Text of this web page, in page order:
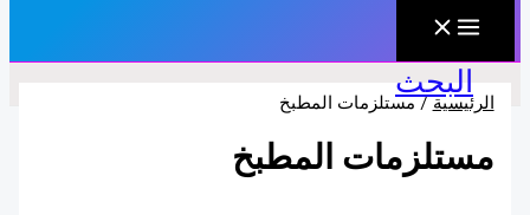
البحث
الرئيسية/ مستلزمات المطبخ
مستلزمات المطبخ